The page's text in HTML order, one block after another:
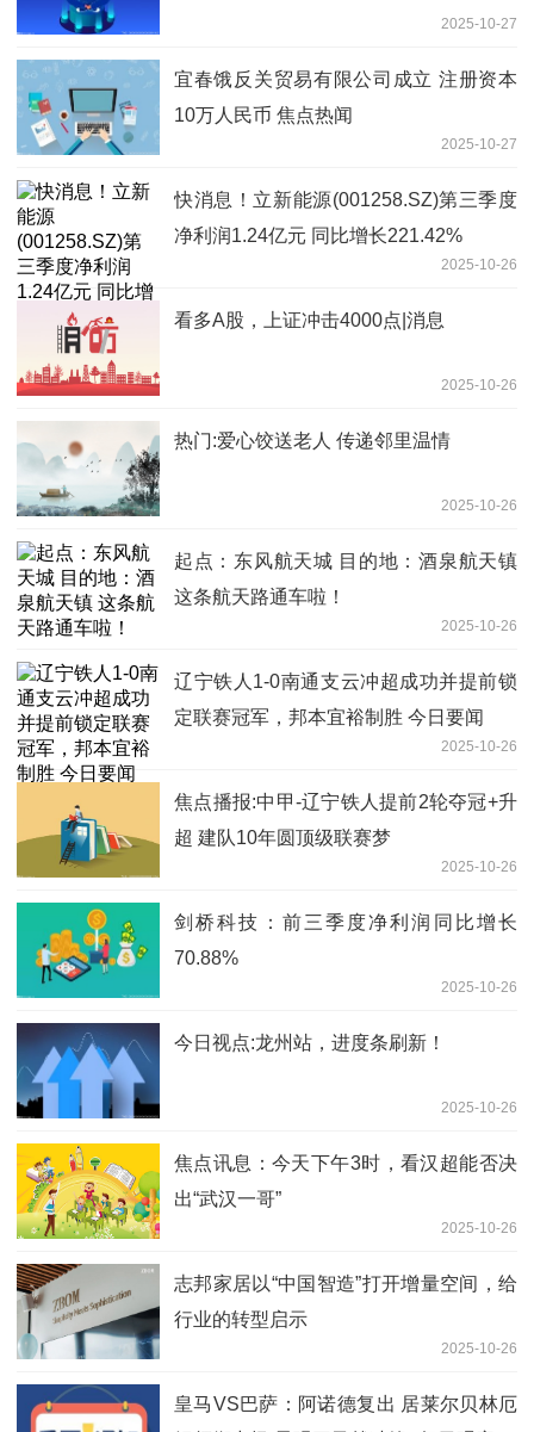
2025-10-27
宜春饿反关贸易有限公司成立 注册资本
10万人民币 焦点热闻
2025-10-27
快消息！立新能源(001258.SZ)第三季度
净利润1.24亿元 同比增长221.42%
2025-10-26
看多A股，上证冲击4000点|消息
2025-10-26
热门:爱心饺送老人 传递邻里温情
2025-10-26
起点：东风航天城 目的地：酒泉航天镇
这条航天路通车啦！
2025-10-26
辽宁铁人1-0南通支云冲超成功并提前锁
定联赛冠军，邦本宜裕制胜 今日要闻
2025-10-26
焦点播报:中甲-辽宁铁人提前2轮夺冠+升
超 建队10年圆顶级联赛梦
2025-10-26
剑桥科技：前三季度净利润同比增长
70.88%
2025-10-26
今日视点:龙州站，进度条刷新！
2025-10-26
焦点讯息：今天下午3时，看汉超能否决
出“武汉一哥”
2025-10-26
志邦家居以“中国智造”打开增量空间，给
行业的转型启示
2025-10-26
皇马VS巴萨：阿诺德复出 居莱尔贝林厄